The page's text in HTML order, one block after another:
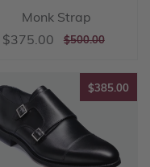
Monk Strap
销
格
$375.00 $375.00
正
$500.00$500.00
$385.00